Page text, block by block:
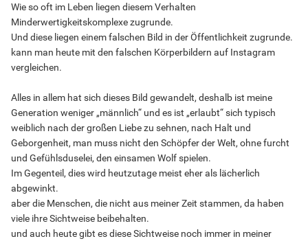
Wie so oft im Leben liegen diesem Verhalten
Minderwertigkeitskomplexe zugrunde.
Und diese liegen einem falschen Bild in der Öffentlichkeit zugrunde.
kann man heute mit den falschen Körperbildern auf Instagram
vergleichen.
Alles in allem hat sich dieses Bild gewandelt, deshalb ist meine
Generation weniger „männlich“ und es ist „erlaubt“ sich typisch
weiblich nach der großen Liebe zu sehnen, nach Halt und
Geborgenheit, man muss nicht den Schöpfer der Welt, ohne furcht
und Gefühlsduselei, den einsamen Wolf spielen.
Im Gegenteil, dies wird heutzutage meist eher als lächerlich
abgewinkt.
aber die Menschen, die nicht aus meiner Zeit stammen, da haben
viele ihre Sichtweise beibehalten.
und auch heute gibt es diese Sichtweise noch immer in meiner